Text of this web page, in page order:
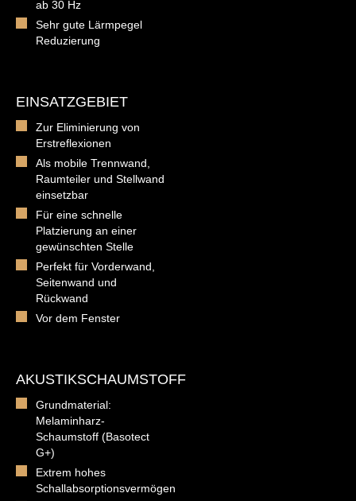
ab 30 Hz
Sehr gute Lärmpegel
Reduzierung
EINSATZGEBIET
Zur Eliminierung von
Erstreflexionen
Als mobile Trennwand,
Raumteiler und Stellwand
einsetzbar
Für eine schnelle
Platzierung an einer
gewünschten Stelle
Perfekt für Vorderwand,
Seitenwand und
Rückwand
Vor dem Fenster
AKUSTIKSCHAUMSTOFF
Grundmaterial:
Melaminharz-
Schaumstoff (Basotect
G+)
Extrem hohes
Schallabsorptionsvermögen